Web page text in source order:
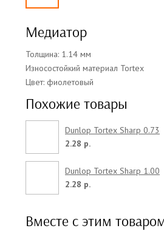
Медиатор
Толщина: 1.14 мм
Износостойкий материал Tortex
Цвет: фиолетовый
Похожие товары
Dunlop Tortex Sharp 0.73
2.28 р.
Dunlop Tortex Sharp 1.00
2.28 р.
Вместе с этим